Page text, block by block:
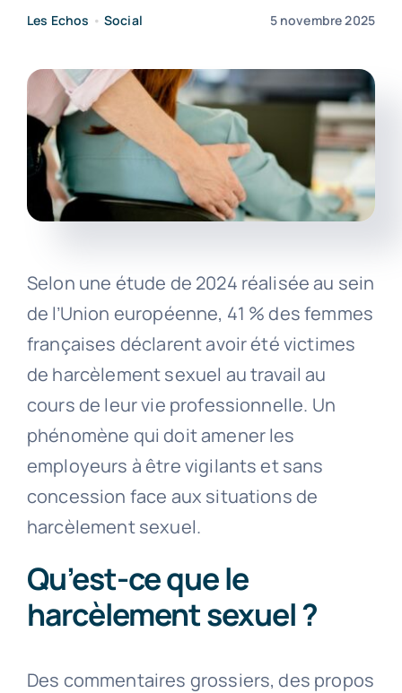
Les Echos • Social 5 novembre 2025
Selon une étude de 2024 réalisée au sein
de l’Union européenne, 41 % des femmes
françaises déclarent avoir été victimes
de harcèlement sexuel au travail au
cours de leur vie professionnelle. Un
phénomène qui doit amener les
employeurs à être vigilants et sans
concession face aux situations de
harcèlement sexuel.
Qu’est-ce que le
harcèlement sexuel ?
Des commentaires grossiers, des propos